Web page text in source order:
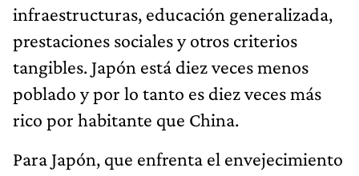
infraestructuras, educación generalizada,
prestaciones sociales y otros criterios
tangibles. Japón está diez veces menos
poblado y por lo tanto es diez veces más
rico por habitante que China.
Para Japón, que enfrenta el envejecimiento